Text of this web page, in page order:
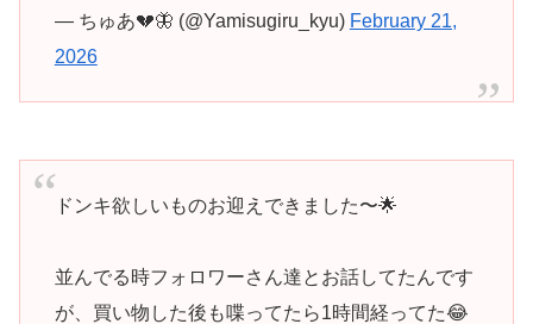
— ちゅあ💔🦋 (@Yamisugiru_kyu) February 21,
2026
ドンキ欲しいものお迎えできました〜🌟
並んでる時フォロワーさん達とお話してたんです
が、買い物した後も喋ってたら1時間経ってた😂